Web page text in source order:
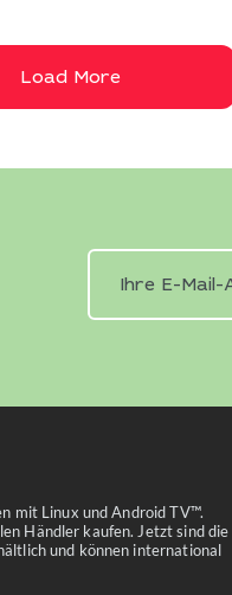
Load More
mit Linux und Android TV™.
Händler kaufen. Jetzt sind die
und können international